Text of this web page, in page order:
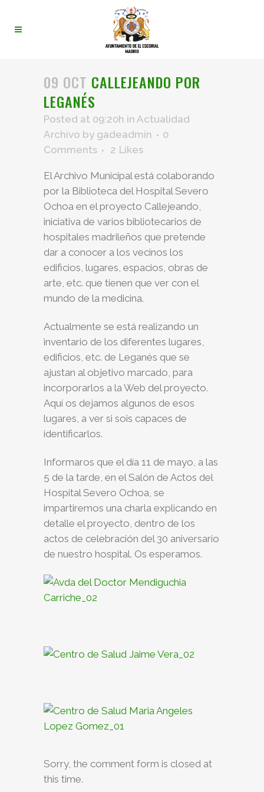
09 OCT CALLEJEANDO POR
LEGANÉS
Posted at 09:20h in Actualidad
Archivo by gadeadmin
0
Comments
2 Likes
El Archivo Municipal está colaborando
por la Biblioteca del Hospital Severo
Ochoa en el proyecto Callejeando,
iniciativa de varios bibliotecarios de
hospitales madrileños que pretende
dar a conocer a los vecinos los
edificios, lugares, espacios, obras de
arte, etc. que tienen que ver con el
mundo de la medicina.
Actualmente se está realizando un
inventario de los diferentes lugares,
edificios, etc. de Leganés que se
ajustan al objetivo marcado, para
incorporarlos a la Web del proyecto.
Aquí os dejamos algunos de esos
lugares, a ver si sois capaces de
identificarlos.
Informaros que el día 11 de mayo, a las
5 de la tarde, en el Salón de Actos del
Hospital Severo Ochoa, se
impartiremos una charla explicando en
detalle el proyecto, dentro de los
actos de celebración del 30 aniversario
de nuestro hospital. Os esperamos.
Sorry, the comment form is closed at
this time.